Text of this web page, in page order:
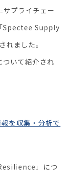
サプライチェー
Spectee Supply
ました。
いて紹介され
を収集・分析で
」につ